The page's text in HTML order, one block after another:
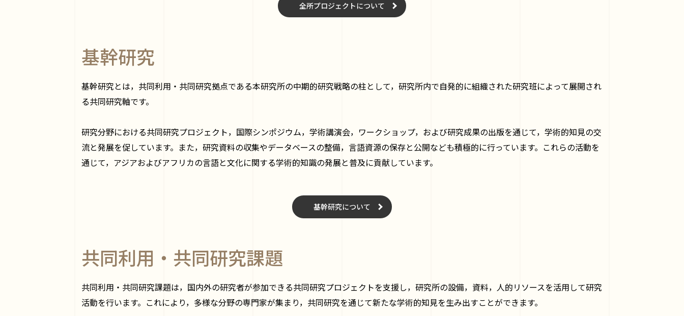
全所プロジェクトについて
基幹研究
基幹研究とは，共同利用・共同研究拠点である本研究所の中期的研究戦略の柱として，研究所内で自発的に組織された研究班によって展開され
る共同研究軸です。
研究分野における共同研究プロジェクト，国際シンポジウム，学術講演会，ワークショップ，および研究成果の出版を通じて，学術的知見の交
流と発展を促しています。また，研究資料の収集やデータベースの整備，言語資源の保存と公開なども積極的に行っています。これらの活動を
通じて，アジアおよびアフリカの言語と文化に関する学術的知識の発展と普及に貢献しています。
基幹研究について
共同利用・共同研究課題
共同利用・共同研究課題は，国内外の研究者が参加できる共同研究プロジェクトを支援し，研究所の設備，資料，人的リソースを活用して研究
活動を行います。これにより，多様な分野の専門家が集まり，共同研究を通じて新たな学術的知見を生み出すことができます。